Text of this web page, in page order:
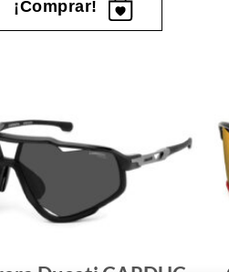
era:
159.00 €.
¡Comprar!
Gafas
de sol